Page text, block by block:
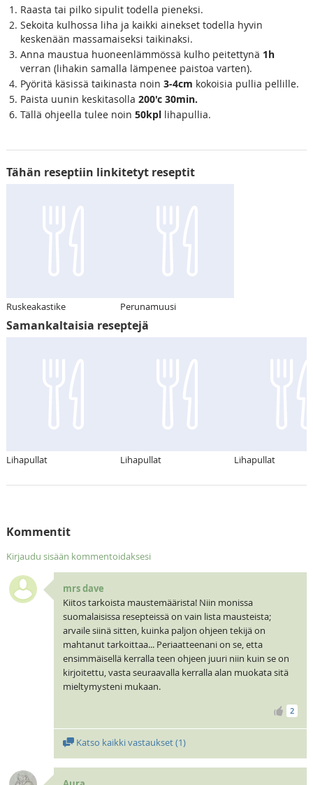
Raasta tai pilko sipulit todella pieneksi.
Sekoita kulhossa liha ja kaikki ainekset todella hyvin
keskenään massamaiseksi taikinaksi.
Anna maustua huoneenlämmössä kulho peitettynä 1h
verran (lihakin samalla lämpenee paistoa varten).
Pyöritä käsissä taikinasta noin 3-4cm kokoisia pullia pellille.
Paista uunin keskitasolla 200'c 30min.
Tällä ohjeella tulee noin 50kpllihapullia.
Tähän reseptiin linkitetyt reseptit
Ruskeakastike Perunamuusi
Samankaltaisia reseptejä
Lihapullat Lihapullat Lihapullat
Kommentit
Kirjaudu sisään kommentoidaksesi
mrs dave
Kiitos tarkoista maustemäärista! Niin monissa
suomalaisissa resepteissä on vain lista mausteista;
arvaile siinä sitten, kuinka paljon ohjeen tekijä on
mahtanut tarkoittaa... Periaatteenani on se, etta
ensimmäisellä kerralla teen ohjeen juuri niin kuin se on
kirjoitettu, vasta seuraavalla kerralla alan muokata sitä
mieltymysteni mukaan.
2
Katso kaikki vastaukset (1)